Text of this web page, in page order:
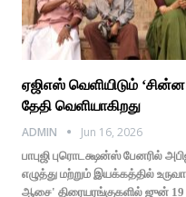
ஏஜிஎஸ் வெளியிடும்
தேதி வெளியாகிறது
ADMIN
Jun 16, 2026
பாபுஜி புரொடக்ஷன்ஸ் பேனரில்
எழுத்து மற்றும் இயக்கத்தில்
ஆசை' திரையரங்குகளில் ஜுன்